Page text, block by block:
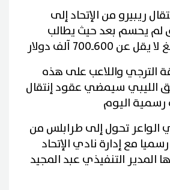
ريبيرو من الإتحاد إلى
لم يحسم بعد حيث يطالب
آلف دولار
الترجي واللاعب على هذه
الليبي سيمضي عقود إنتقال
رسمية اليوم
الواعر تحول إلى طرابلس من
مع إدارة نادي الإتحاد
المدير التنفيذي عبد المجيد